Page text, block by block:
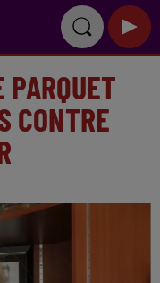
CONTRE